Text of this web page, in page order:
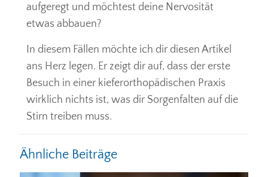
aufgeregt und möchtest deine Nervosität
etwas abbauen?
In diesem Fällen möchte ich dir diesen Artikel
ans Herz legen. Er zeigt dir auf, dass der erste
Besuch in einer kieferorthopädischen Praxis
wirklich nichts ist, was dir Sorgenfalten auf die
Stirn treiben muss.
Ähnliche Beiträge